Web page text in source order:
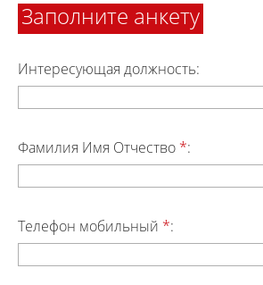
Заполните анкету
Интересующая должность:
Фамилия Имя Отчество *:
Телефон мобильный *: